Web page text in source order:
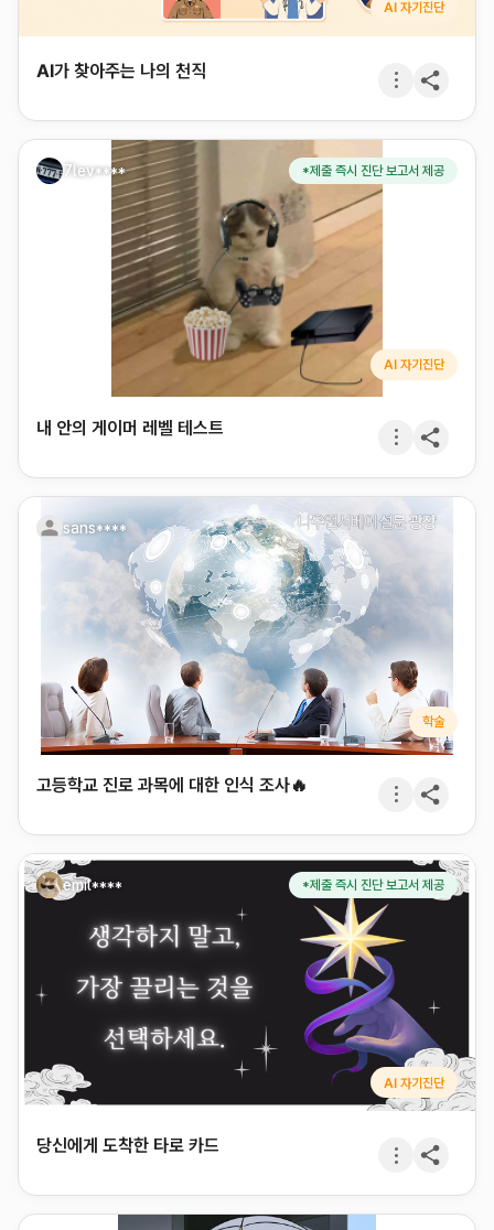
AI 자기진단
AI가 찾아주는 나의 천직
7lev**** *제출 즉시 진단 보고서 제공
AI 자기진단
내 안의 게이머 레벨 테스트
sans****
학술
고등학교 진로 과목에 대한 인식 조사🔥
emil**** *제출 즉시 진단 보고서 제공
AI 자기진단
당신에게 도착한 타로 카드